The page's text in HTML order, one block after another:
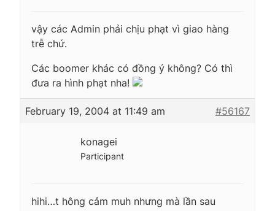
vậy các Admin phải chịu phạt vì giao hàng
trễ chứ.
Các boomer khác có đồng ý không? Có thì
đưa ra hình phạt nha!
February 19, 2004 at 11:49 am #56167
konagei
Participant
hihi…t hông cảm muh nhưng mà lần sau